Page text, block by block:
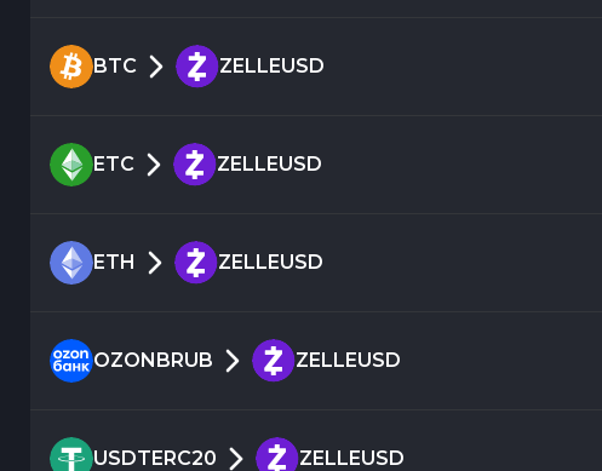
BTC ZELLEUSD
ETC ZELLEUSD
ETH ZELLEUSD
OZONBRUB ZELLEUSD
USDTERC20 ZELLEUSD